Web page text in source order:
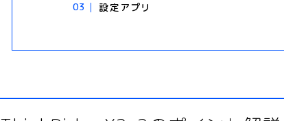
設定アプリ